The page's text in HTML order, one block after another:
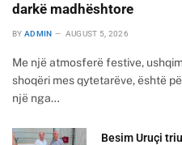
darkë madhështore
BY ADMIN AUGUST 5, 2026
Me një atmosferë festive,
shoqëri mes qytetarëve, është
një nga…
Besim Uruçi